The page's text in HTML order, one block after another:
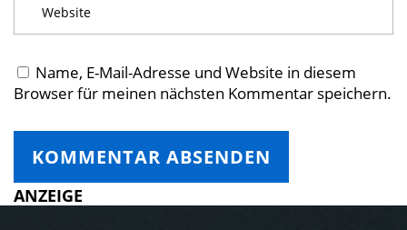
Name, E-Mail-Adresse und Website in diesem
Browser für meinen nächsten Kommentar speichern.
ANZEIGE